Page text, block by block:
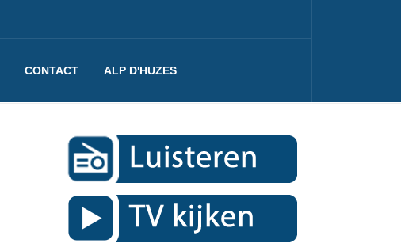
CONTACT ALP D'HUZES